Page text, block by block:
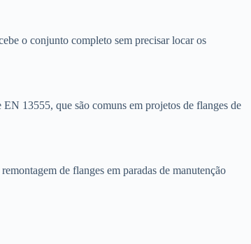
o conjunto completo sem precisar locar os
13555, que são comuns em projetos de flanges de
de flanges em paradas de manutenção